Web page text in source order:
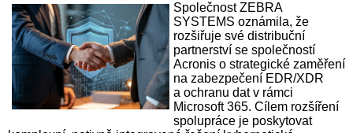
Společnost ZEBRA
SYSTEMS oznámila, že
rozšiřuje své distribuční
partnerství se společností
Acronis o strategické zaměření
na zabezpečení EDR/XDR
a ochranu dat v rámci
Microsoft 365. Cílem rozšíření
spolupráce je poskytovat